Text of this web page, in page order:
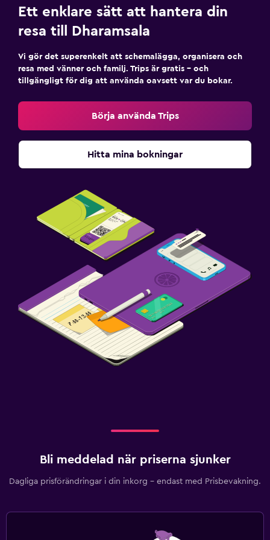
Ett enklare sätt att hantera din
resa till Dharamsala
Vi gör det superenkelt att schemalägga, organisera och
resa med vänner och familj. Trips är gratis – och
tillgängligt för dig att använda oavsett var du bokar.
Börja använda Trips
Hitta mina bokningar
Bli meddelad när priserna sjunker
Dagliga prisförändringar i din inkorg – endast med Prisbevakning.